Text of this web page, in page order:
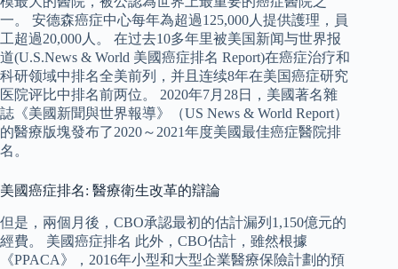
一。 安德森癌症中心每年為超過125,000人提供護理，員
工超過20,000人。 在过去10多年里被美国新闻与世界报
道(U.S.News & World 美國癌症排名 Report)在癌症治疗和
科研领域中排名全美前列，并且连续8年在美国癌症研究
医院评比中排名前两位。 2020年7月28日，美國著名雜
誌《美國新聞與世界報導》（US News & World Report）
的醫療版塊發布了2020～2021年度美國最佳癌症醫院排
名。
美國癌症排名: 醫療衛生改革的辯論
但是，兩個月後，CBO承認最初的估計漏列1,150億元的
經費。 美國癌症排名 此外，CBO估計，雖然根據
《PPACA》，2016年小型和大型企業醫療保險計劃的預